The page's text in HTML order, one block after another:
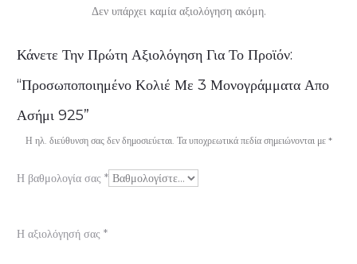
Α
ξ
ι
ο
λ
γ
Δεν υπάρχει καμία αξιολόγηση ακόμη.
Κάνετε Την Πρώτη Αξιολόγηση Για Το Προϊόν:
“Προσωποποιημένο Κολιέ Με 3 Μονογράμματα Απο
Ασήμι 925”
Η ηλ. διεύθυνση σας δεν δημοσιεύεται. Τα υποχρεωτικά πεδία σημειώνονται με *
Η βαθμολογία σας *
Η αξιολόγησή σας *